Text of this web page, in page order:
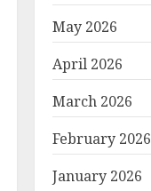
May 2026
April 2026
March 2026
February 2026
January 2026